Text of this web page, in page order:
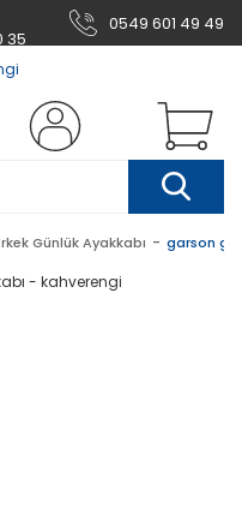
35
0549 601 49 49
Günlük Ayakkabı garson